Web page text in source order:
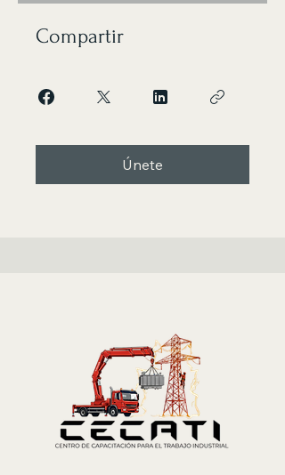
Compartir
Únete